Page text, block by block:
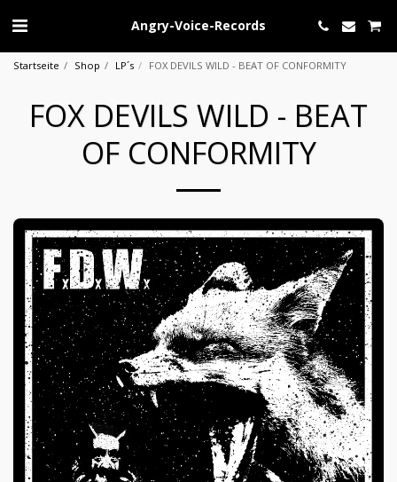
Angry-Voice-Records
Startseite Shop LP´s FOX DEVILS WILD - BEAT OF CONFORMITY
FOX DEVILS WILD - BEAT
OF CONFORMITY